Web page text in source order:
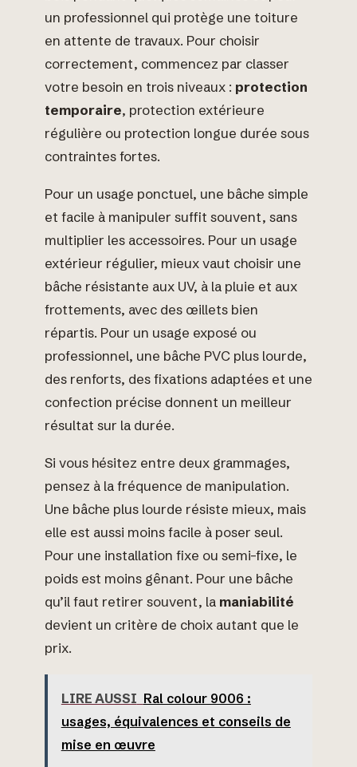
un professionnel qui protège une toiture
en attente de travaux. Pour choisir
correctement, commencez par classer
votre besoin en trois niveaux : protection
temporaire, protection extérieure
régulière ou protection longue durée sous
contraintes fortes.
Pour un usage ponctuel, une bâche simple
et facile à manipuler suffit souvent, sans
multiplier les accessoires. Pour un usage
extérieur régulier, mieux vaut choisir une
bâche résistante aux UV, à la pluie et aux
frottements, avec des œillets bien
répartis. Pour un usage exposé ou
professionnel, une bâche PVC plus lourde,
des renforts, des fixations adaptées et une
confection précise donnent un meilleur
résultat sur la durée.
Si vous hésitez entre deux grammages,
pensez à la fréquence de manipulation.
Une bâche plus lourde résiste mieux, mais
elle est aussi moins facile à poser seul.
Pour une installation fixe ou semi-fixe, le
poids est moins gênant. Pour une bâche
qu’il faut retirer souvent, la maniabilité
devient un critère de choix autant que le
prix.
LIRE AUSSI Ral colour 9006 :
usages, équivalences et conseils de
mise en œuvre